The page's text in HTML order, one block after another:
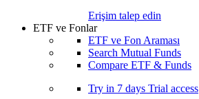
Erişim talep edin
ETF ve Fonlar
ETF ve Fon Araması
Search Mutual Funds
Compare ETF & Funds
Try in 7 days Trial access